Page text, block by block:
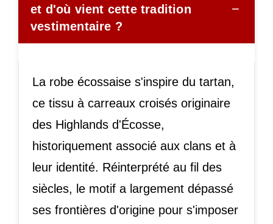
et d'où vient cette tradition
vestimentaire ?
−
La robe écossaise s'inspire du tartan,
ce tissu à carreaux croisés originaire
des Highlands d'Écosse,
historiquement associé aux clans et à
leur identité. Réinterprété au fil des
siècles, le motif a largement dépassé
ses frontières d'origine pour s'imposer